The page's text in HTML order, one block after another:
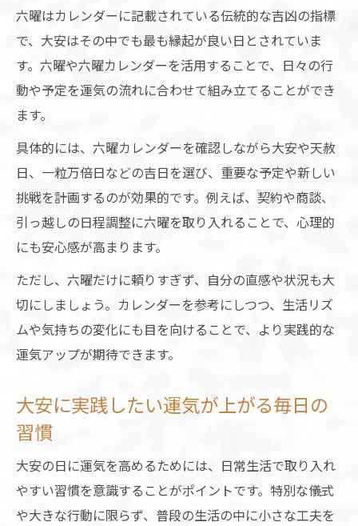
占いで分かる大安の吉な時間帯の選び方
六曜カレンダーが示す大安の時間別運気
大安の午前と午後で実践したい開運行動
天赦日と重なる大安の特別なタイミング
占いから学ぶ大安利用のベストタイミング
占いで探る大安のベストな行動開始時間
六曜を参考にした大安のタイミング戦略
天赦日と大安が重なる日の活用ポイント
一粒万倍日との組み合わせで運を最大化
六曜はカレンダーに記載されている伝統的な吉凶の指標
で、大安はその中でも最も縁起が良い日とされていま
す。六曜や六曜カレンダーを活用することで、日々の行
動や予定を運気の流れに合わせて組み立てることができ
ます。
具体的には、六曜カレンダーを確認しながら大安や天赦
日、一粒万倍日などの吉日を選び、重要な予定や新しい
挑戦を計画するのが効果的です。例えば、契約や商談、
引っ越しの日程調整に六曜を取り入れることで、心理的
にも安心感が高まります。
ただし、六曜だけに頼りすぎず、自分の直感や状況も大
切にしましょう。カレンダーを参考にしつつ、生活リズ
ムや気持ちの変化にも目を向けることで、より実践的な
運気アップが期待できます。
大安に実践したい運気が上がる毎日の
習慣
大安の日に運気を高めるためには、日常生活で取り入れ
やすい習慣を意識することがポイントです。特別な儀式
や大きな行動に限らず、普段の生活の中に小さな工夫を